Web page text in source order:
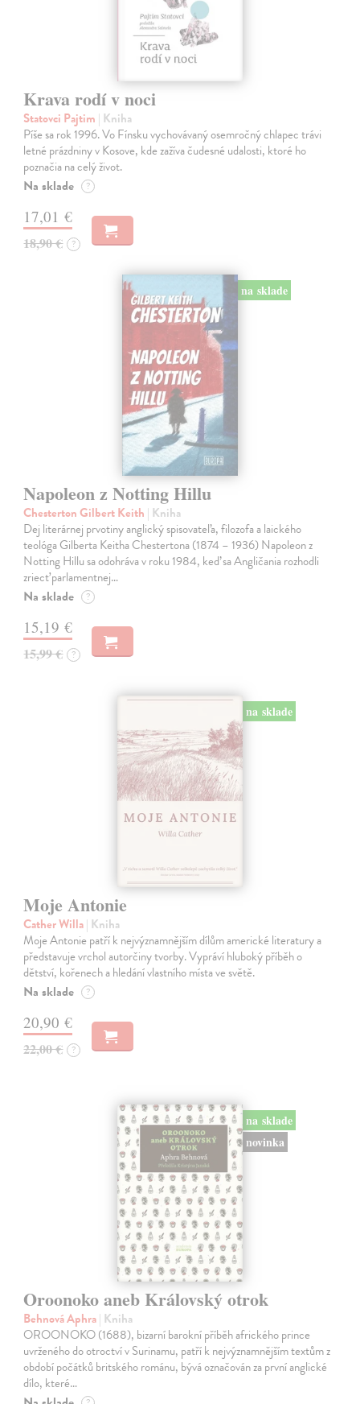
Krava rodí v noci
Statovci Pajtim | Kniha
Píše sa rok 1996. Vo Fínsku vychovávaný osemročný chlapec trávi
letné prázdniny v Kosove, kde zažíva čudesné udalosti, ktoré ho
poznačia na celý život.
Na sklade ?
17,01 €
18,90 € ?
na sklade
Napoleon z Notting Hillu
Chesterton Gilbert Keith | Kniha
Dej literárnej prvotiny anglický spisovateľa, filozofa a laického
teológa Gilberta Keitha Chestertona (1874 – 1936) Napoleon z
Notting Hillu sa odohráva v roku 1984, keď sa Angličania rozhodli
zriecť parlamentnej…
Na sklade ?
15,19 €
15,99 € ?
na sklade
Moje Antonie
Cather Willa| Kniha
Moje Antonie patří k nejvýznamnějším dílům americké literatury a
představuje vrchol autorčiny tvorby. Vypráví hluboký příběh o
dětství, kořenech a hledání vlastního místa ve světě.
Na sklade ?
20,90 €
22,00 € ?
na sklade
novinka
Oroonoko aneb Královský otrok
Behnová Aphra| Kniha
OROONOKO (1688), bizarní barokní příběh afrického prince
uvrženého do otroctví v Surinamu, patří k nejvýznamnějším textům z
období počátků britského románu, bývá označován za první anglické
dílo, které…